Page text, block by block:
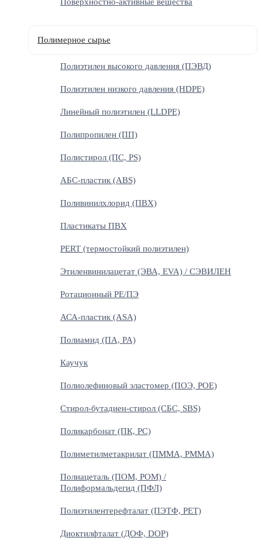
Полимерное сырье
Полиэтилен высокого давления (ПЭВД)
Полиэтилен низкого давления (HDPE)
Линейный полиэтилен (LLDPE)
Полипропилен (ПП)
Полистирол (ПС, PS)
АБС-пластик (ABS)
Поливинилхлорид (ПВХ)
Пластикаты ПВХ
PERT (термостойкий полиэтилен)
Этиленвинилацетат (ЭВА, EVA) / СЭВИЛЕН
Ротационный PE/ПЭ
АСА-пластик (ASA)
Полиамид (ПА, PA)
Каучук
Полиолефиновый эластомер (ПОЭ, POE)
Стирол-бутадиен-стирол (СБС, SBS)
Поликарбонат (ПК, PC)
Полиметилметакрилат (ПММА, PMMA)
Полиацеталь (ПОМ, POM) /
Полиформальдегид (ПФЛ)
Полиэтилентерефталат (ПЭТФ, PET)
Диоктилфталат (ДОФ, DOP)